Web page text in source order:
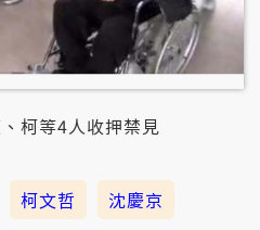
柯等4人收押禁見
柯文哲
沈慶京